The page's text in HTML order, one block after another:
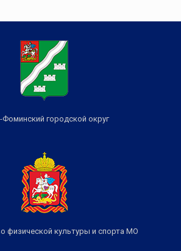
городской округ
физической культуры и спорта МО